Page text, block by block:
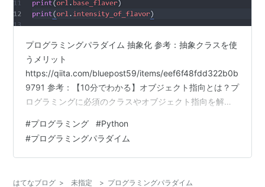
プログラミングパラダイム 抽象化 参考：抽象クラスを使
うメリット
https://qiita.com/bluepost59/items/eef6f48fdd322b0b
9791 参考：【10分でわかる】オブジェクト指向とは？プ
ログラミングに必須のクラスやオブジェクト指向を解
https://www.youtube.com/watch?v=CTIAYv88xj4 なる
ほど。上記によってクラスとインスタンスの違いがより
明確になりました。 クラス（抽象化）をつくり、インス
#プログラミング #Python
#プログラミングパラダイム
はてなブログ > 未指定 > プログラミングパラダイム